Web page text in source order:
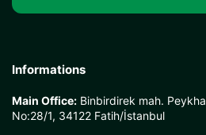
Informations
Main Office: Binbirdirek mah.
No:28/1, 34122 Fatih/İstanbul